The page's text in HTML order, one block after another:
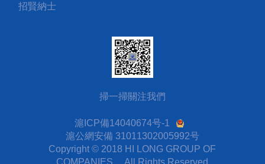
招賢納士
掃一掃關注我們
滬ICP備14040674号-1
滬公網安備 31011302005992号
Copyright © 2018 HI LONG GROUP OF
COMPANIES， All Rights Reserved